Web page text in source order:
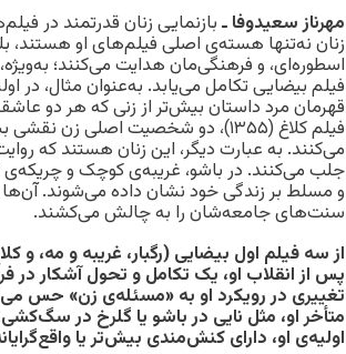
مهرناز سعیدوفا ـبازنمایی زنان قدرتمند در
زنان نه‌تنها هسته‌ی اصلی فیلم‌های او هستند،
اسطوره‌ای، و فرهنگی‌مان هدایت می‌کنند؛
قهرمان مرد داستان بیش‌تر از زنی که هر دو
فیلم کلاغ (۱۳۵۵)، دو شخصیت اصلی
می‌کنند. به عبارت دیگر، این زنان هستند که
جلب می‌کنند. در باشو، غریبه‌ی کوچک و چریکه‌ی
و مسلط بر زندگی خود نشان داده می‌شوند.
سنت‌های جامعه‌شان را به چالش می‌کشند.
از سه فیلم اول بیضایی (رگبار، غریبه و مه، و
پس از انقلاب او، یک تکامل و تحول آشکار
تغییری در رویکرد او به «مسئله‌ی زن» حس
متأخر او، مثل نایی درباشو یا گلرخ درسگ‌کشی
اولیه‌ی او، دارای کنش‌مندی بیش‌تر یا